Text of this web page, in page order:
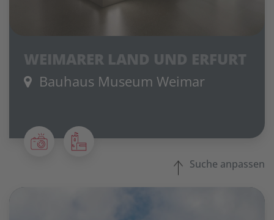
WEIMARER LAND UND ERFURT
Bauhaus Museum Weimar
Suche anpassen